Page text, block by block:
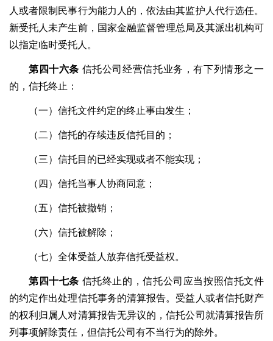
人或者限制民事行为能力人的，依法由其监护人代行选任。
新受托人未产生前，国家金融监督管理总局及其派出机构可
以指定临时受托人。
第四十六条 信托公司经营信托业务，有下列情形之一
的，信托终止：
（一）信托文件约定的终止事由发生；
（二）信托的存续违反信托目的；
（三）信托目的已经实现或者不能实现；
（四）信托当事人协商同意；
（五）信托被撤销；
（六）信托被解除；
（七）全体受益人放弃信托受益权。
第四十七条 信托终止的，信托公司应当按照信托文件
的约定作出处理信托事务的清算报告。受益人或者信托财产
的权利归属人对清算报告无异议的，信托公司就清算报告所
列事项解除责任，但信托公司有不当行为的除外。